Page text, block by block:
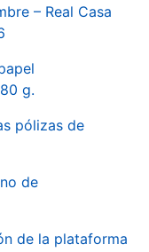
– Real Casa
g.
pólizas de
de
de la plataforma